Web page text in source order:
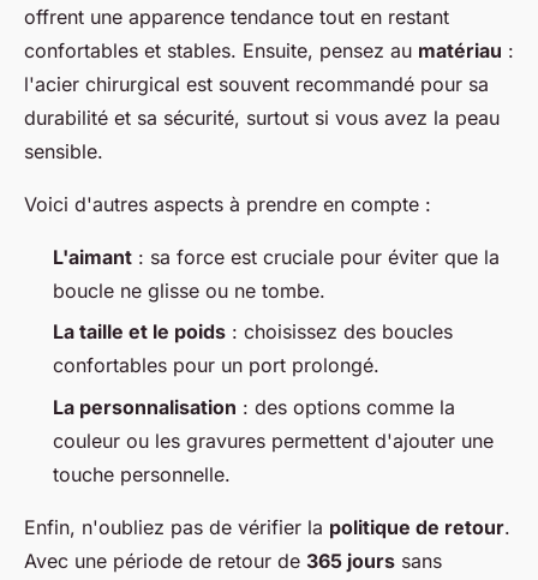
offrent une apparence tendance tout en restant
confortables et stables. Ensuite, pensez au matériau :
l'acier chirurgical est souvent recommandé pour sa
durabilité et sa sécurité, surtout si vous avez la peau
sensible.
Voici d'autres aspects à prendre en compte :
L'aimant : sa force est cruciale pour éviter que la
boucle ne glisse ou ne tombe.
La taille et le poids : choisissez des boucles
confortables pour un port prolongé.
La personnalisation : des options comme la
couleur ou les gravures permettent d'ajouter une
touche personnelle.
Enfin, n'oubliez pas de vérifier la politique de retour.
Avec une période de retour de 365 jours sans